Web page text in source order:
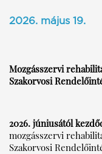
2026. május 19.
Mozgásszervi
Szakorvosi
2026. júniusától
mozgásszervi
Szakorvosi